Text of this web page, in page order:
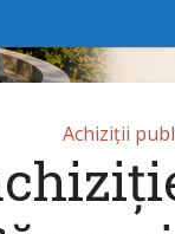
Achiziții